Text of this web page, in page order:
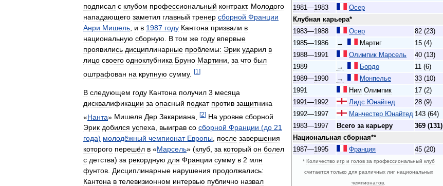
1981—1983
Осер
Клубная карьера*
1983—1988 Осер 82 (23)
1985—1986 → Мартиг 15 (4)
1988—1991 Олимпик Марсель 40 (13)
1989
→ Бордо 11 (6)
1989—1990 → Монпелье 33 (10)
1991
Ним Олимпик 17 (2)
1991—1992 Лидс Юнайтед 28 (9)
1992—1997 Манчестер Юнайтед 143 (64)
1983—1997 Всего за карьеру 369 (131)
Национальная сборная**
1987—1995 Франция 45 (20)
* Количество игр и голов за профессиональный клуб
считается только для различных лиг национальных
чемпионатов
подписал с клубом профессиональный контракт. Молодого
нападающего заметил главный тренер сборной Франции
Анри Мишель и в 1987 году Кантона призвали в
национальную сборную В том же году впервые
проявились дисциплинарные проблемы: Эрик ударил в
лицо своего одноклубника Бруно Мартини за что был
оштрафован на крупную сумму. [1 ]
В следующем году Кантона получил 3 месяца
дисквалификации за опасный подкат против защитника
«Нанта» Мишеля Дер Закариана [2] На уровне сборной
Эрик добился успеха, выиграв со сборной Франции (до 21
года) молодёжный чемпионат Европы, после завершения
которого перешёл в «Марсель» (клуб, за который он болел
с детства) за рекордную для Франции сумму в 2 млн
фунтов. Дисциплинарные нарушения продолжались:
Кантона в телевизионном интервью публично назвал